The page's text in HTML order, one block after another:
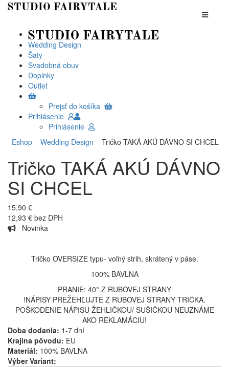
Wedding Design
Šaty
Svadobná obuv
Doplnky
Outlet
Prejsť do košíka
Prihlásenie
Prihlásenie
Eshop
Wedding Design Tričko TAKÁ AKÚ DÁVNO SI CHCEL
Tričko TAKÁ AKÚ DÁVNO
SI CHCEL
15,90 €
12,93 € bez DPH
Novinka
Tričko OVERSIZE typu- voľný strih, skrátený v páse.
100% BAVLNA
PRANIE: 40° Z RUBOVEJ STRANY
!NÁPISY PREŽEHĽUJTE Z RUBOVEJ STRANY TRIČKA.
POŠKODENIE NÁPISU ŽEHLIČKOU/ SUŠIČKOU NEUZNÁME
AKO REKLAMÁCIU!
Doba dodania: 1-7 dní
Krajina pôvodu: EU
Materiál: 100% BAVLNA
Výber Variant: